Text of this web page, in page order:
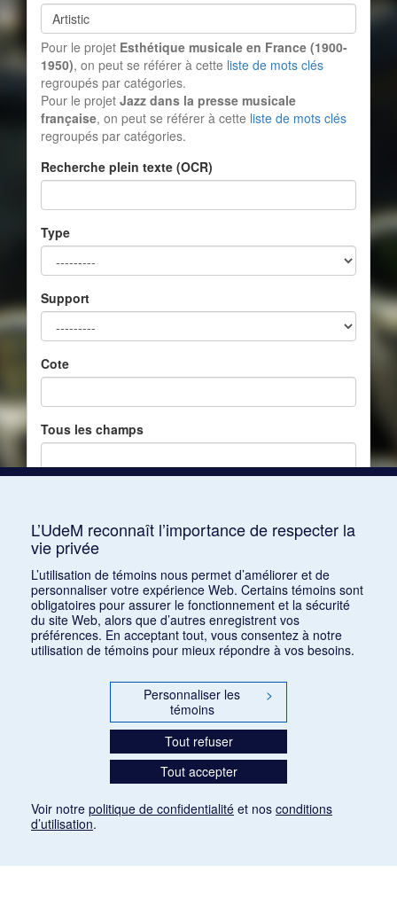
Pour le projet Esthétique musicale en France (1900-
1950), on peut se référer à cette liste de mots clés
regroupés par catégories.
Pour le projet Jazz dans la presse musicale
française, on peut se référer à cette liste de mots clés
regroupés par catégories.
Recherche plein texte (OCR)
Type
Support
Cote
Tous les champs
Classer par :auteur (a) |auteur (d)|date (a)|date (d)
(a) |titre (d)|ajout récent
L’UdeM reconnaît l’importance de respecter la
vie privée
L’utilisation de témoins nous permet d’améliorer et de
personnaliser votre expérience Web. Certains témoins sont
obligatoires pour assurer le fonctionnement et la sécurité
du site Web, alors que d’autres enregistrent vos
préférences. En acceptant tout, vous consentez à notre
utilisation de témoins pour mieux répondre à vos besoins.
Personnaliser les
témoins
>
Tout refuser
Tout accepter
Voir notre politique de confidentialité et nos conditions
d’utilisation.